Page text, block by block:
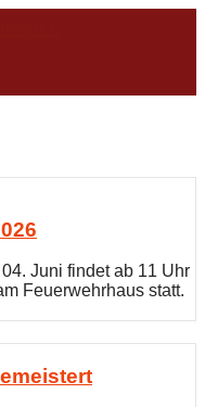
Juni findet ab 11 Uhr
Feuerwehrhaus statt.